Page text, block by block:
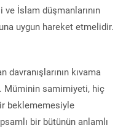
İslam düşmanlarının
uygun hareket etmelidir.
kıvama
Müminin samimiyeti, hiç
beklememesiyle
bir bütünün anlamlı